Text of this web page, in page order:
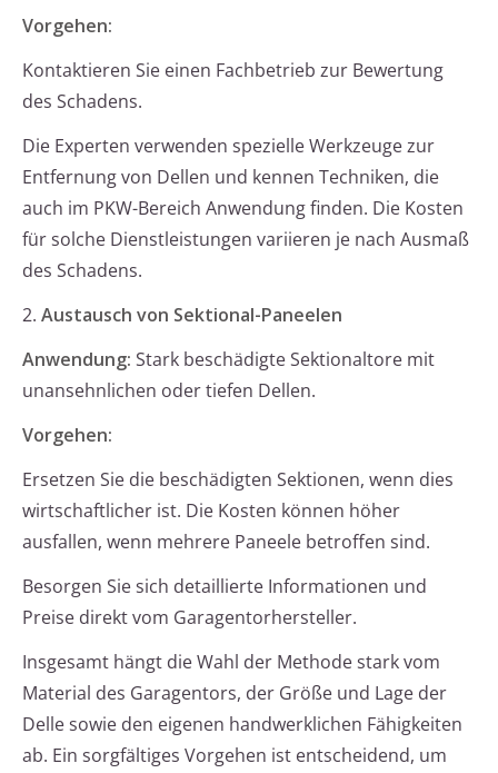
Vorgehen:
Kontaktieren Sie einen Fachbetrieb zur Bewertung
des Schadens.
Die Experten verwenden spezielle Werkzeuge zur
Entfernung von Dellen und kennen Techniken, die
auch im PKW-Bereich Anwendung finden. Die Kosten
für solche Dienstleistungen variieren je nach Ausmaß
des Schadens.
2. Austausch von Sektional-Paneelen
Anwendung: Stark beschädigte Sektionaltore mit
unansehnlichen oder tiefen Dellen.
Vorgehen:
Ersetzen Sie die beschädigten Sektionen, wenn dies
wirtschaftlicher ist. Die Kosten können höher
ausfallen, wenn mehrere Paneele betroffen sind.
Besorgen Sie sich detaillierte Informationen und
Preise direkt vom Garagentorhersteller.
Insgesamt hängt die Wahl der Methode stark vom
Material des Garagentors, der Größe und Lage der
Delle sowie den eigenen handwerklichen Fähigkeiten
ab. Ein sorgfältiges Vorgehen ist entscheidend, um